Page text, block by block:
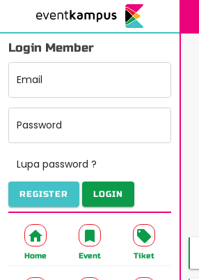
Login Member
Email
Password
Lupa password ?
REGISTER LOGIN
Home Event Tiket